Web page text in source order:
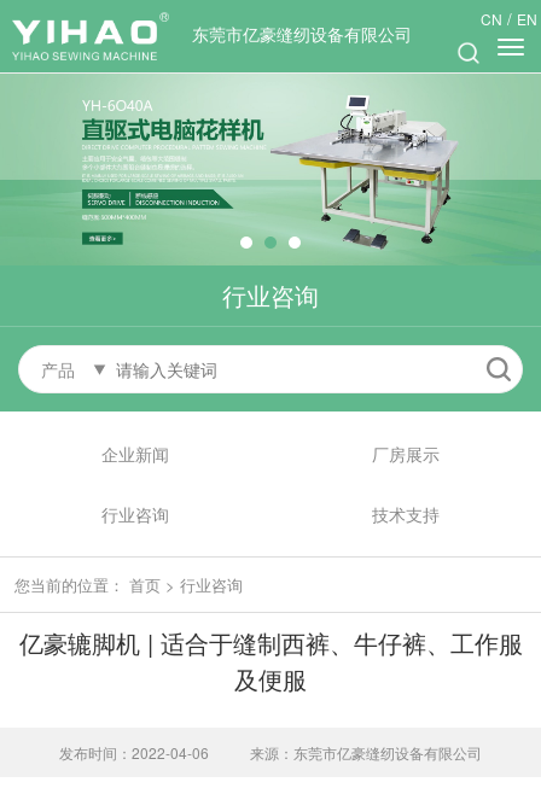
东莞市亿豪缝纫设备有限公司
CN / EN
行业咨询
产品
企业新闻 厂房展示
行业咨询 技术支持
您当前的位置： 首页 > 行业咨询
亿豪辘脚机 | 适合于缝制西裤、牛仔裤、工作服
及便服
发布时间：2022-04-06 来源：东莞市亿豪缝纫设备有限公司